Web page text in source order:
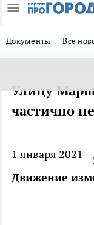
Документы Все
Улицу
частично
1 января 2021
Движение